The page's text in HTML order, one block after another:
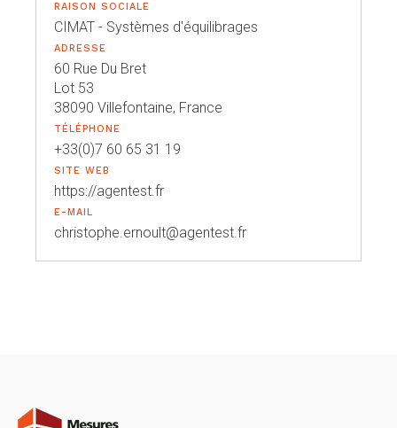
RAISON SOCIALE
CIMAT - Systèmes d'équilibrages
ADRESSE
60 Rue Du Bret
Lot 53
38090 Villefontaine, France
TÉLÉPHONE
+33(0)7 60 65 31 19
SITE WEB
https://agentest.fr
E-MAIL
christophe.ernoult@agentest.fr